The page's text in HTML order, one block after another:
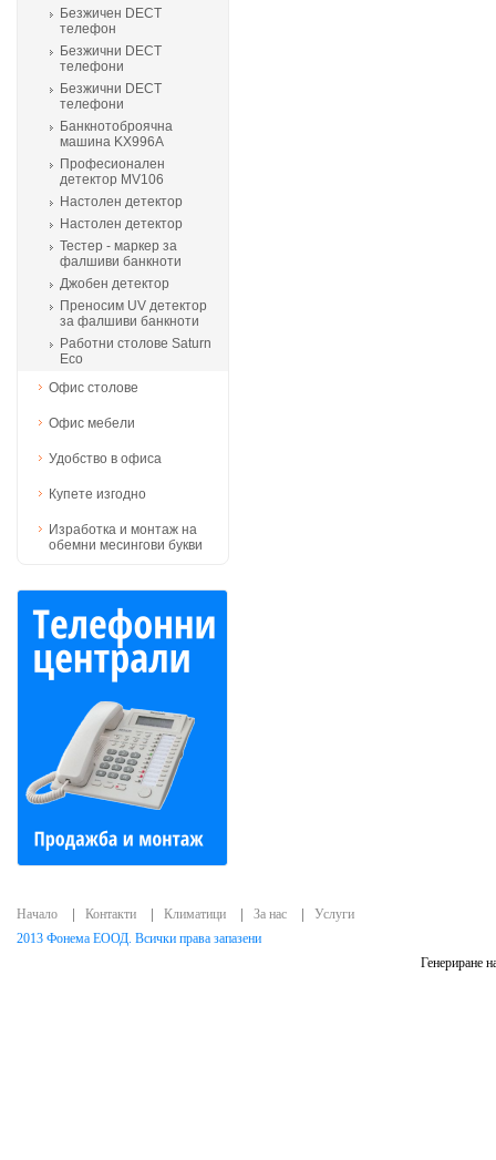
Безжичен DECT
телефон
Безжични DECT
телефони
Безжични DECT
телефони
Банкнотоброячна
машина KX996A
Професионален
детектор MV106
Настолен детектор
Настолен детектор
Тестер - маркер за
фалшиви банкноти
Джобен детектор
Преносим UV детектор
за фалшиви банкноти
Работни столове Saturn
Eco
Офис столове
Офис мебели
Удобство в офиса
Купете изгодно
Изработка и монтаж на
обемни месингови букви
Начало Контакти Климатици За нас
Услуги
2013 Фонема ЕООД. Всички права запазени
Генериране